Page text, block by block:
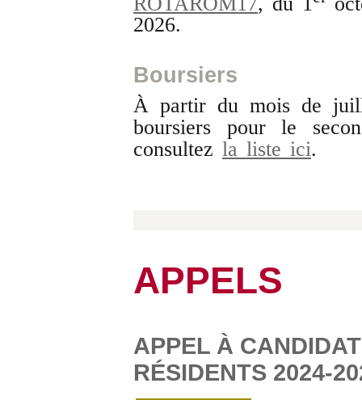
2026.
Boursiers
À partir du mois de
boursiers pour le
consultez la liste ici.
APPELS
APPEL À
RÉSIDENTS 2024-